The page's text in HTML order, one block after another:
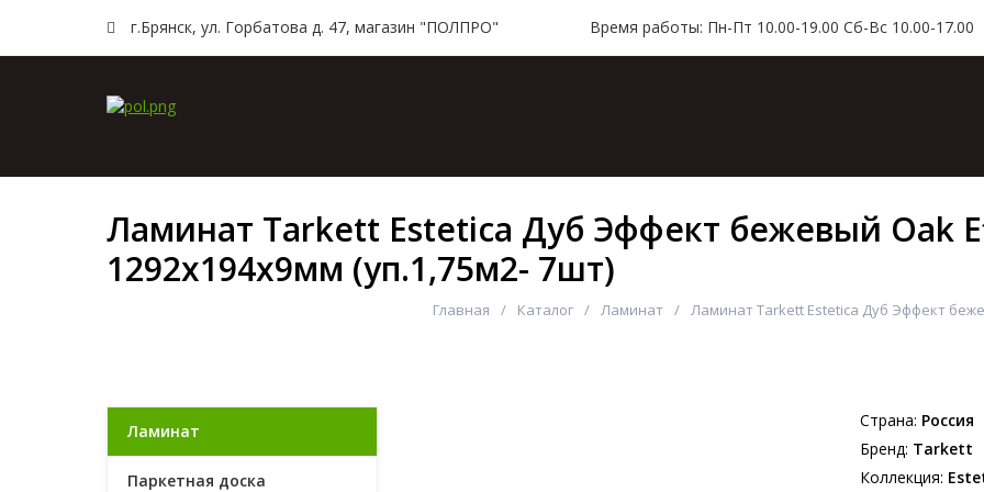
г.Брянск, ул. Горбатова д. 47, магазин "ПОЛПРO" Время работы: Пн-Пт 10.00-19.00 Сб-Вс 10.00-17.00
Ламинат Tarkett Estetica Дуб Эффект бежевый Oak
1292х194х9мм (уп.1,75м2- 7шт)
Главная Каталог Ламинат Ламинат Tarkett Estetica Дуб Эффект
Страна: Россия
Бренд: Tarkett
Коллекция:
Ламинат
Паркетная доска